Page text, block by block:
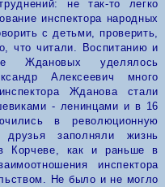
не так-то легко
инспектора народных
с детьми, проверить,
что читали. Воспитанию и
Ждановых уделялось
Алексеевич много
Жданова стали
- ленинцами и в 16
в революционную
заполняли жизнь
Корчеве, как и раньше в
инспектора
Не было и не могло